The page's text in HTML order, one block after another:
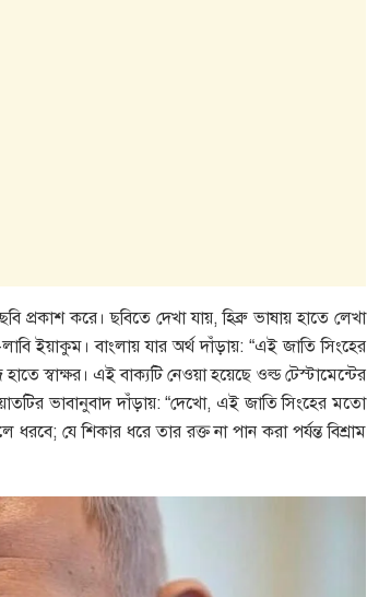
প্রকাশ করে। ছবিতে দেখা যায়, হিব্রু ভাষায় হাতে লেখা
স্বাক্ষর। এই বাক্যটি নেওয়া হয়েছে ওল্ড টেস্টামেন্টের
ভাবানুবাদ দাঁড়ায়: “দেখো, এই জাতি সিংহের মতো
যে শিকার ধরে তার রক্ত না পান করা পর্যন্ত বিশ্রাম